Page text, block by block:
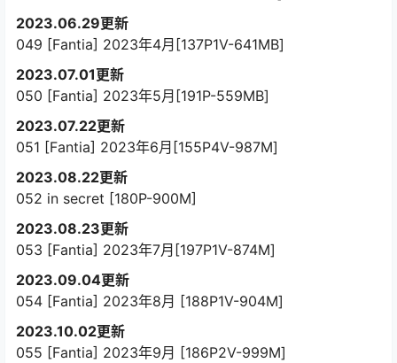
2023.06.29更新
049 [Fantia] 2023年4月[137P1V-641MB]
2023.07.01更新
050 [Fantia] 2023年5月[191P-559MB]
2023.07.22更新
051 [Fantia] 2023年6月[155P4V-987M]
2023.08.22更新
052 in secret [180P-900M]
2023.08.23更新
053 [Fantia] 2023年7月[197P1V-874M]
2023.09.04更新
054 [Fantia] 2023年8月 [188P1V-904M]
2023.10.02更新
055 [Fantia] 2023年9月 [186P2V-999M]